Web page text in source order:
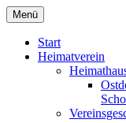
Zum
Inhalt
springen
Heimatverein Schortens
Menü
Start
Heimatverein